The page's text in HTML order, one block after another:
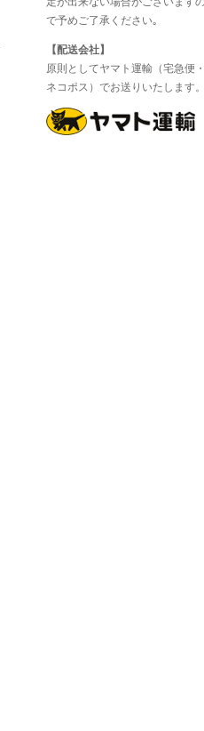
で予めご了承ください｡
【配送会社】
原則としてヤマト運輸（宅急便
ネコポス）でお送りいたします